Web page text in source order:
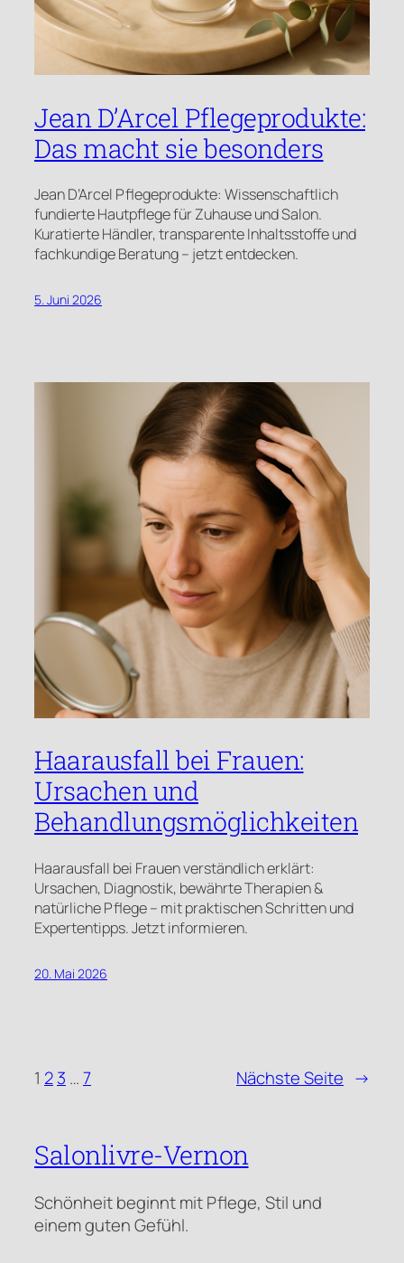
Jean D’Arcel Pflegeprodukte:
Das macht sie besonders
Jean D’Arcel Pflegeprodukte: Wissenschaftlich
fundierte Hautpflege für Zuhause und Salon.
Kuratierte Händler, transparente Inhaltsstoffe und
fachkundige Beratung – jetzt entdecken.
5. Juni 2026
Haarausfall bei Frauen:
Ursachen und
Behandlungsmöglichkeiten
Haarausfall bei Frauen verständlich erklärt:
Ursachen, Diagnostik, bewährte Therapien &
natürliche Pflege – mit praktischen Schritten und
Expertentipps. Jetzt informieren.
20. Mai 2026
1 23 …7 Nächste Seite →
Salonlivre-Vernon
Schönheit beginnt mit Pflege, Stil und
einem guten Gefühl.